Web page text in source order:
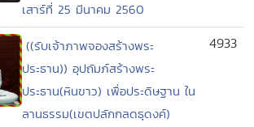
เสาร์ที่ 25 มีนาคม 2560
((รับเจ้าภาพจองสร้างพระ
ประธาน)) อุปถัมภ์สร้างพระ
ประธาน(หินขาว) เพื่อประดิษฐาน ใน
ลานธรรม(เขตปลักกลดธุดงค์)
4933